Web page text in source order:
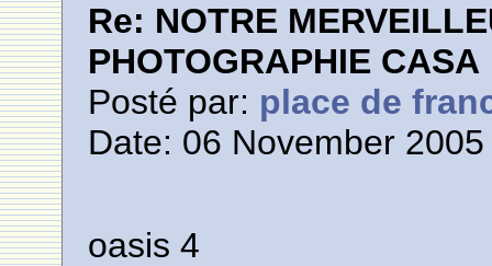
Re: NOTRE
PHOTOGRAPHIE CASA
Posté par: place de
Date: 06 November
oasis 4